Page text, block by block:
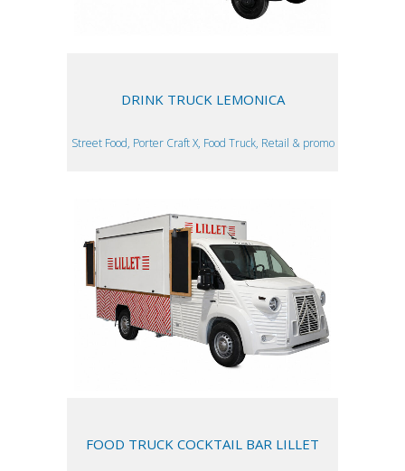
DRINK TRUCK LEMONICA
Street Food, Porter Craft X, Food Truck, Retail & promo
FOOD TRUCK COCKTAIL BAR LILLET